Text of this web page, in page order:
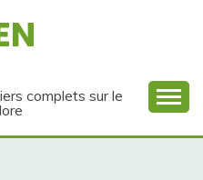
complets sur le